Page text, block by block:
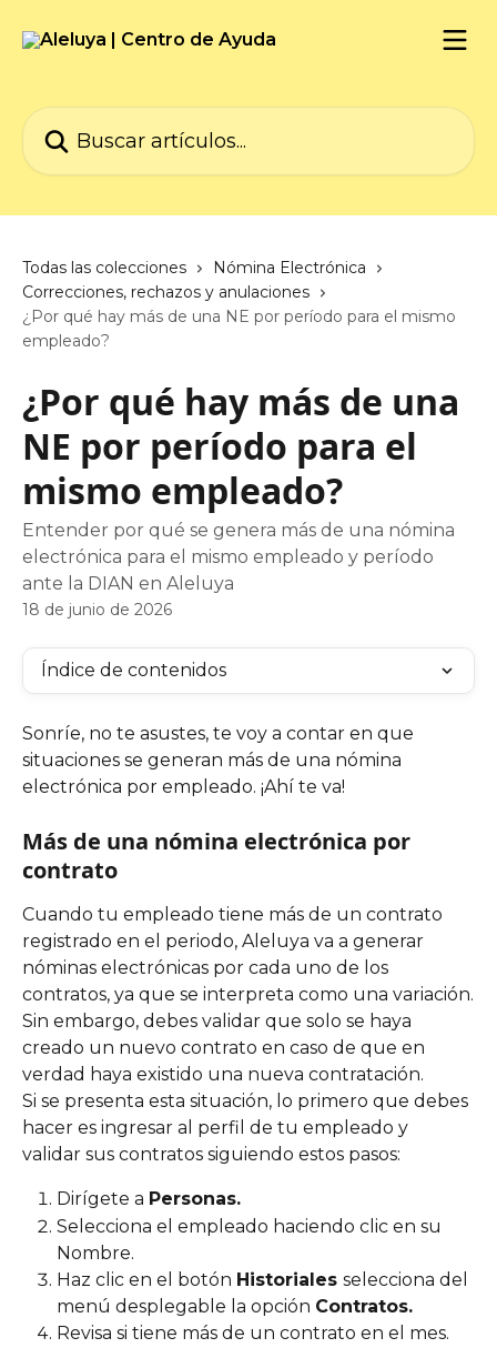
Buscar artículos...
Todas las colecciones
Nómina Electrónica
Correcciones, rechazos y anulaciones
¿Por qué hay más de una NE por período para el mismo
empleado?
¿Por qué hay más de una
NE por período para el
mismo empleado?
Entender por qué se genera más de una nómina
electrónica para el mismo empleado y período
ante la DIAN en Aleluya
18 de junio de 2026
Índice de contenidos
Sonríe, no te asustes, te voy a contar en que
situaciones se generan más de una nómina
electrónica por empleado. ¡Ahí te va!
Más de una nómina electrónica por
contrato
Cuando tu empleado tiene más de un contrato
registrado en el periodo, Aleluya va a generar
nóminas electrónicas por cada uno de los
contratos, ya que se interpreta como una variación.
Sin embargo, debes validar que solo se haya
creado un nuevo contrato en caso de que en
verdad haya existido una nueva contratación.
Si se presenta esta situación, lo primero que debes
hacer es ingresar al perfil de tu empleado y
validar sus contratos siguiendo estos pasos:
Dirígete a Personas.
Selecciona el empleado haciendo clic en su
Nombre.
Haz clic en el botón Historiales selecciona del
menú desplegable la opción Contratos.
Revisa si tiene más de un contrato en el mes.